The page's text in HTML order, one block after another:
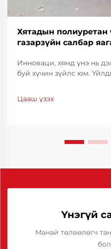
Хятадын полиуретан
газарзүйн салбар
Инноваци, хямд үнэ нь
буй хүчин зүйлс юм.
нь чухал үүрэг
Цааш үзэх
Үнэгүй
Манай төлөөлөгч